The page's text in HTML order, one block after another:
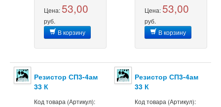
Цена: 53,00
руб.
В корзину
Цена: 53,00
руб.
В корзину
Резистор СП3-4ам
33 К
Код товара (Артикул):
Резистор СП3-4ам
33 К
Код товара (Артикул):